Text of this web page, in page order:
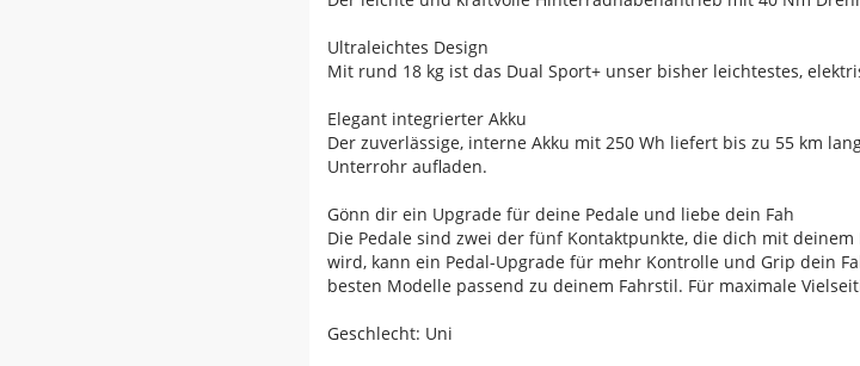
Ultraleichtes Design
Mit rund 18 kg ist das Dual Sport+ unser bisher leichtestes,
Elegant integrierter Akku
Der zuverlässige, interne Akku mit 250 Wh liefert bis zu 55 km
Unterrohr aufladen.
Gönn dir ein Upgrade für deine Pedale und liebe dein Fah
Die Pedale sind zwei der fünf Kontaktpunkte, die dich mit
wird, kann ein Pedal-Upgrade für mehr Kontrolle und Grip dein
besten Modelle passend zu deinem Fahrstil. Für maximale
Geschlecht: Uni